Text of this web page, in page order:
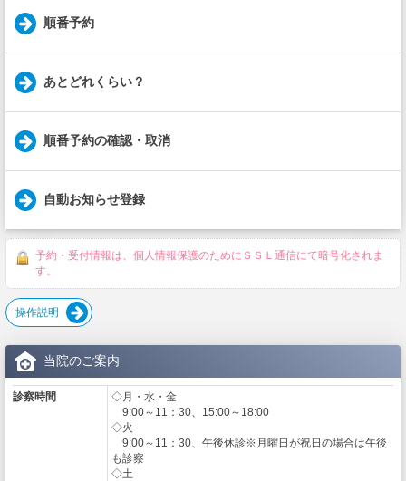
順番予約
あとどれくらい？
順番予約の確認・取消
自動お知らせ登録
予約・受付情報は、個人情報保護のためにＳＳＬ通信にて暗号化されま
す。
操作説明
当院のご案内
診察時間
◇月・水・金
9:00～11：30、15:00～18:00
◇火
9:00～11：30、午後休診※月曜日が祝日の場合は午後
も診察
◇土